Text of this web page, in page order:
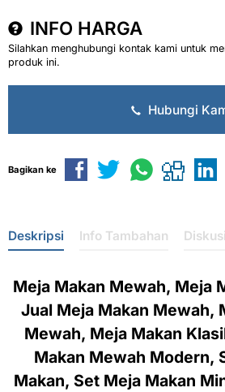
INFO HARGA
Silahkan menghubungi kontak kami untuk
produk ini.
Hubungi
Bagikan ke
Deskripsi Info Tambahan
Meja Makan Mewah, Meja
Jual Meja Makan Mewah,
Mewah, Meja Makan
Makan Mewah Modern,
Makan, Set Meja Makan